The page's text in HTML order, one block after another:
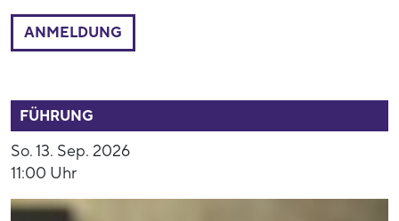
ANMELDUNG
FÜHRUNG
So. 13. Sep. 2026
11:00 Uhr